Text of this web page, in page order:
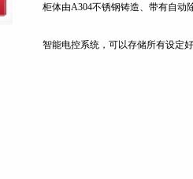
柜体由A304不锈钢铸造、带有自动
智能电控系统，可以存储所有设定